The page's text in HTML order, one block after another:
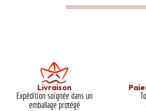
Livraison
Expédition soignée dans un
emballage protégé​